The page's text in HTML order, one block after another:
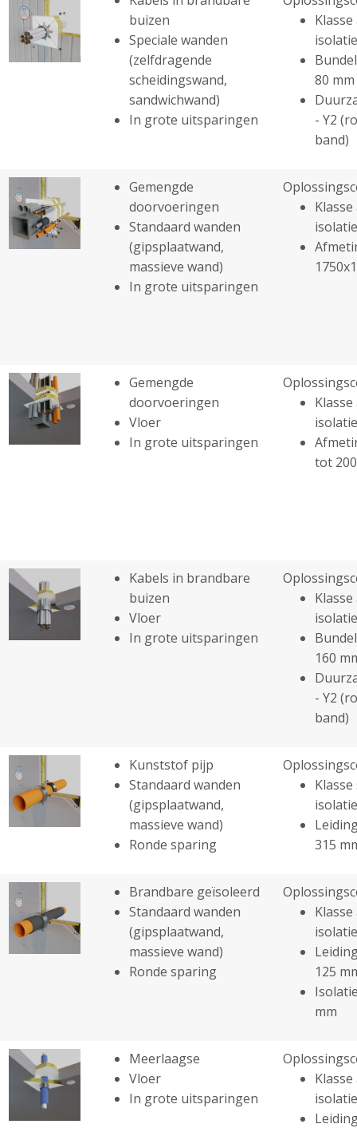
buizen
Speciale wanden
(zelfdragende
scheidingswand,
sandwichwand)
In grote uitsparingen
80 mm
- Y2
band)
Gemengde
doorvoeringen
Standaard wanden
(gipsplaatwand,
massieve wand)
In grote uitsparingen
Gemengde
doorvoeringen
Vloer
In grote uitsparingen
tot
Kabels in brandbare
buizen
Vloer
In grote uitsparingen
160
- Y2
band)
Kunststof pijp
Standaard wanden
(gipsplaatwand,
massieve wand)
Ronde sparing
315
Brandbare geïsoleerd
Standaard wanden
(gipsplaatwand,
massieve wand)
Ronde sparing
125
mm
Meerlaagse
Vloer
In grote uitsparingen